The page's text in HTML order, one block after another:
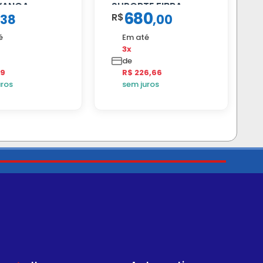
38
SUPORTE FIBRA
R$680,00
Em até
3x
de
R$ 226,66
sem juros